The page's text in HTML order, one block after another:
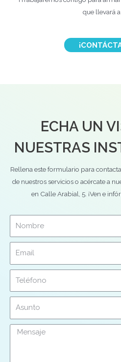
que llevará
ECHA UN
NUESTRAS
Rellena este formulario para
de nuestros servicios o acércate a
en Calle Arabial, 5. ¡Ven e